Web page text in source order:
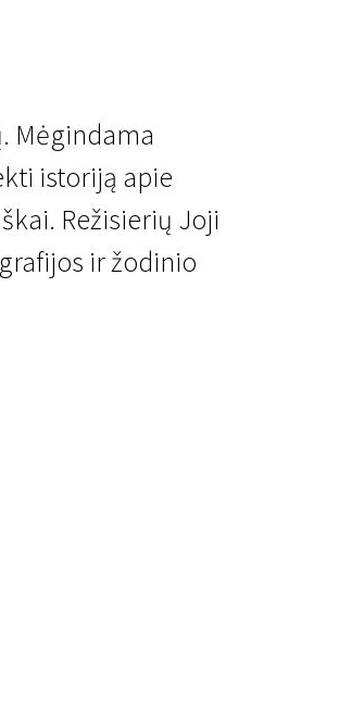
Mėgindama
istoriją apie
Režisierių Joji
ir žodinio